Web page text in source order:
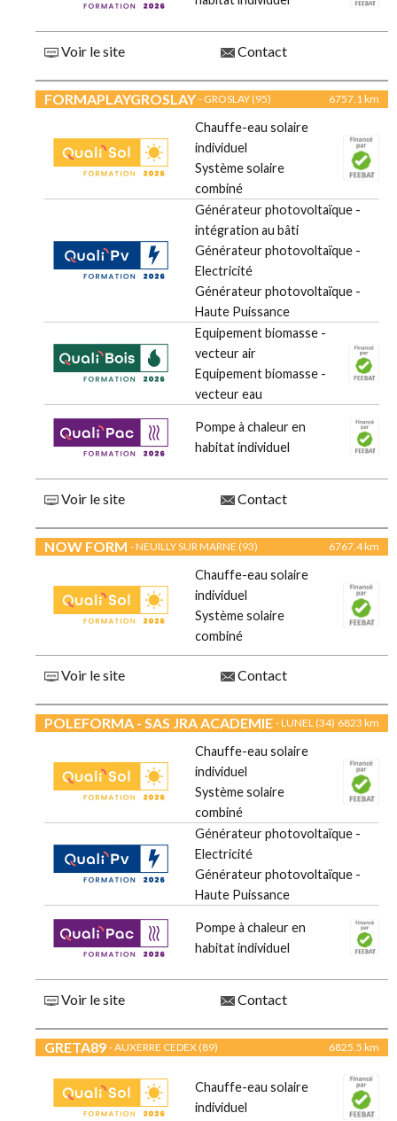
Voir le site Contact
FORMAPLAYGROSLAY - GROSLAY (95) 6757.1 km
Chauffe-eau solaire
individuel
Système solaire
combiné
Générateur photovoltaïque -
intégration au bâti
Générateur photovoltaïque -
Electricité
Générateur photovoltaïque -
Haute Puissance
Equipement biomasse -
vecteur air
Equipement biomasse -
vecteur eau
Pompe à chaleur en
habitat individuel
Voir le site Contact
NOW FORM - NEUILLY SUR MARNE (93) 6767.4 km
Chauffe-eau solaire
individuel
Système solaire
combiné
Voir le site Contact
POLEFORMA - SAS JRA ACADEMIE - LUNEL (34) 6823 km
Chauffe-eau solaire
individuel
Système solaire
combiné
Générateur photovoltaïque -
Electricité
Générateur photovoltaïque -
Haute Puissance
Pompe à chaleur en
habitat individuel
Voir le site Contact
GRETA89 - AUXERRE CEDEX (89) 6825.5 km
Chauffe-eau solaire
individuel